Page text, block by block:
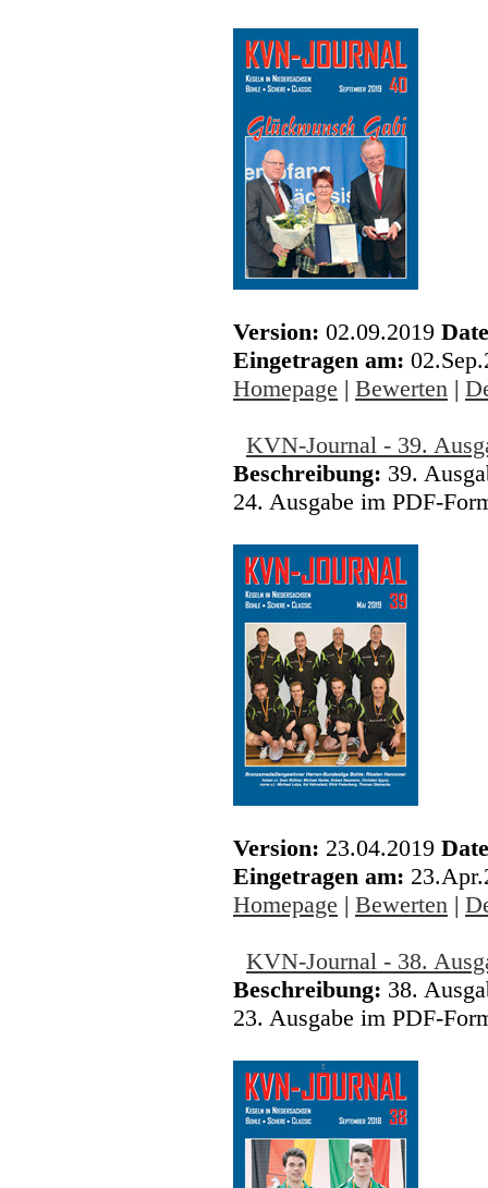
Version: 02.09.2019
Eingetragen am:
Homepage | Bewerten |
KVN-Journal - 39.
Beschreibung: 39.
24. Ausgabe im PDF-
Version: 23.04.2019
Eingetragen am:
Homepage | Bewerten |
KVN-Journal - 38.
Beschreibung: 38.
23. Ausgabe im PDF-